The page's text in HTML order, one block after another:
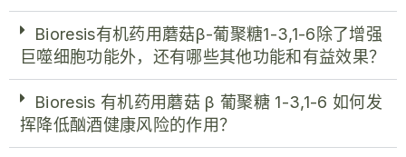
Bioresis有机药用蘑菇β-葡聚糖1-3,1-6除了增强
巨噬细胞功能外，还有哪些其他功能和有益效果？
Bioresis 有机药用蘑菇 β 葡聚糖 1-3,1-6 如何发
挥降低酗酒健康风险的作用？